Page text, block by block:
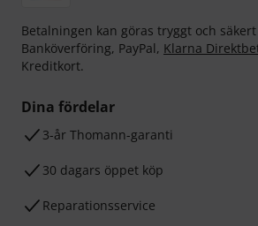
Betalningen kan göras tryggt och
Banköverföring, PayPal, Klarna
Kreditkort.
Dina fördelar
3-år Thomann-garanti
30 dagars öppet köp
Reparationsservice